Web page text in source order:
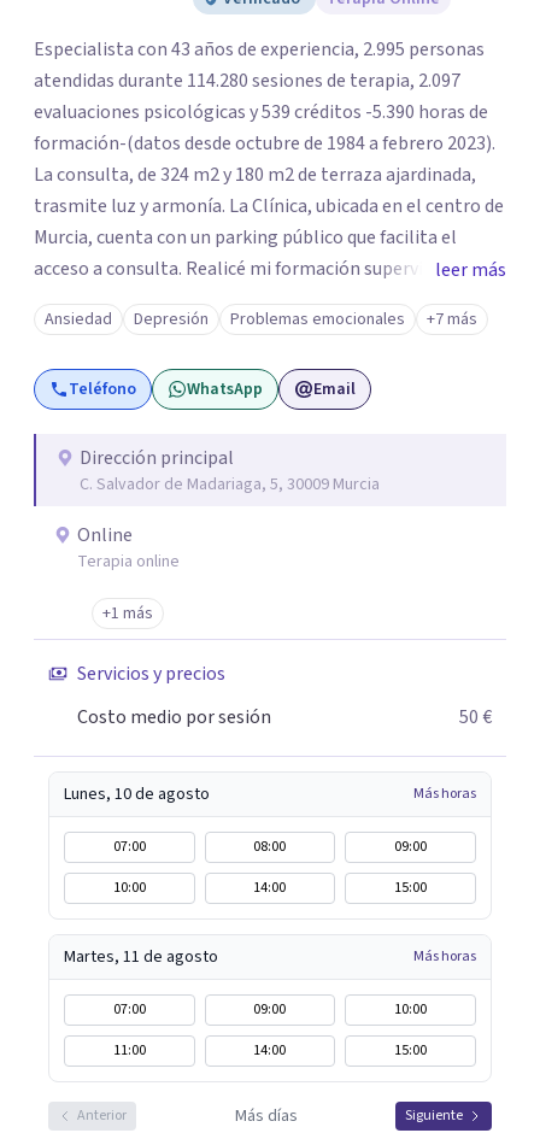
Especialista con 43 años de experiencia, 2.995 personas
atendidas durante 114.280 sesiones de terapia, 2.097
evaluaciones psicológicas y 539 créditos -5.390 horas de
formación-(datos desde octubre de 1984 a febrero 2023).
La consulta, de 324 m2 y 180 m2 de terraza ajardinada,
trasmite luz y armonía. La Clínica, ubicada en el centro de
Murcia, cuenta con un parking público que facilita el
acceso a consulta. Realicé mi formación supervisada en el
Centro de Asistencia Psicológica CAP durante el periodo
1984 a 1986. Alta en el Colegio Oficial de Psicólogos de
Madrid, el 31 de octubre de 1985 y, en el IAE, el 12 de
septiembre de 1986, año que inauguré la Clínica Cattell
(dirigida por Demetrio Barcia Salorio, Catedrático de
Psiquiatría de la Facultad de Medicina de la Universidad de
supervisión a cargo del Prof. Barcia desde la psicoterapia
me introdujo en el Modelo Contextual de Psicoterapia,
actualmente imperante en el campo de los tratamientos
psicológicos eficaces y con evidencia científica.
leer más
Ansiedad Depresión Problemas emocionales +7 más
Teléfono WhatsApp Email
Dirección principal
C. Salvador de Madariaga, 5, 30009 Murcia
Online
Terapia online
+1 más
Servicios y precios
Costo medio por sesión
50 €
Lunes, 10 de agosto Más horas
07:00 08:00
09:00
10:00
14:00 15:00
Martes, 11 de agosto Más horas
07:00 09:00
10:00
11:00
14:00 15:00
Anterior Más días Siguiente